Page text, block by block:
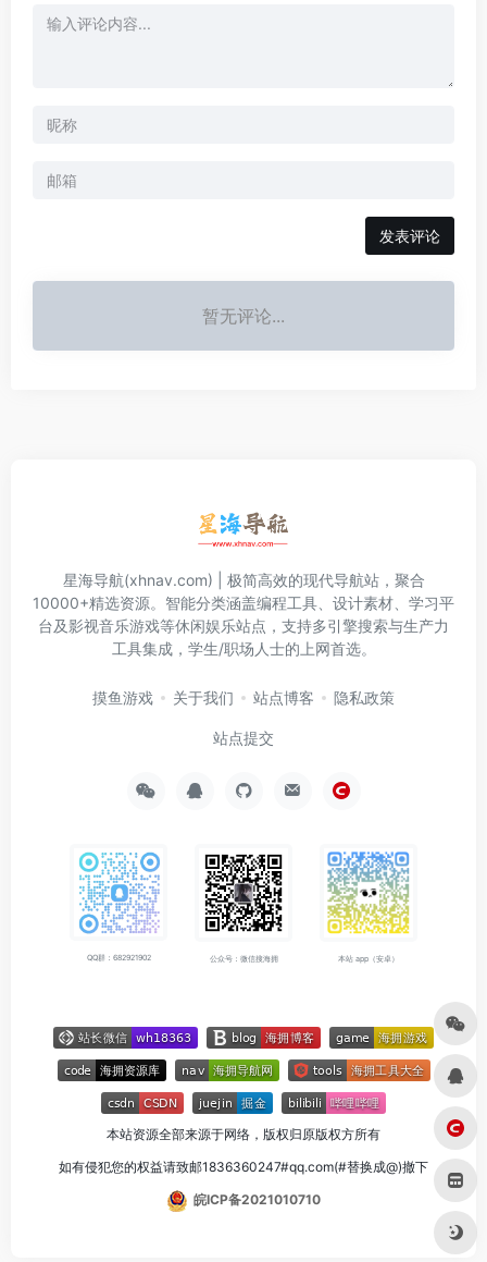
发表评论
暂无评论...
星海导航(xhnav.com) | 极简高效的现代导航站，聚合
10000+精选资源。智能分类涵盖编程工具、设计素材、学习平
台及影视音乐游戏等休闲娱乐站点，支持多引擎搜索与生产力
工具集成，学生/职场人士的上网首选。
摸鱼游戏 关于我们 站点博客 隐私政策
站点提交
QQ群：682921902 公众号：微信搜海拥 本站 app（安卓）
本站资源全部来源于网络，版权归原版权方所有
如有侵犯您的权益请致邮1836360247#qq.com(#替换成@)撤下
皖ICP备2021010710